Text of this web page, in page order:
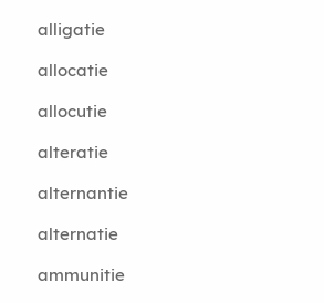
alligatie
allocatie
allocutie
alteratie
alternantie
alternatie
ammunitie